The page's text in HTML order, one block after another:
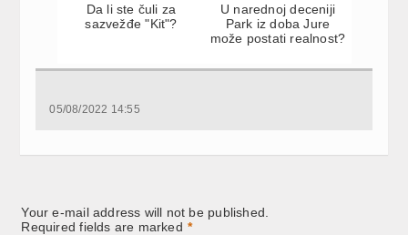
Da li ste čuli za
sazvežđe "Kit"?
U narednoj deceniji
Park iz doba Jure
može postati realnost?
05/08/2022 14:55
Your e-mail address will not be published.
Required fields are marked *